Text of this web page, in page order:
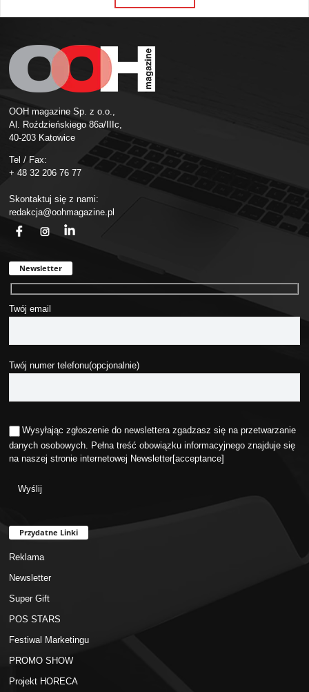
OOH magazine Sp. z o.o.,
Al. Roździeńskiego 86a/IIIc,
40-203 Katowice
Tel / Fax:
+ 48 32 206 76 77
Skontaktuj się z nami:
redakcja@oohmagazine.pl
Newsletter
Twój email
Twój numer telefonu(opcjonalnie)
Wysyłając zgłoszenie do newslettera zgadzasz się na przetwarzanie
danych osobowych. Pełna treść obowiązku informacyjnego znajduje się
na naszej stronie internetowej Newsletter[acceptance]
Przydatne Linki
Reklama
Newsletter
Super Gift
POS STARS
Festiwal Marketingu
PROMO SHOW
Projekt HORECA